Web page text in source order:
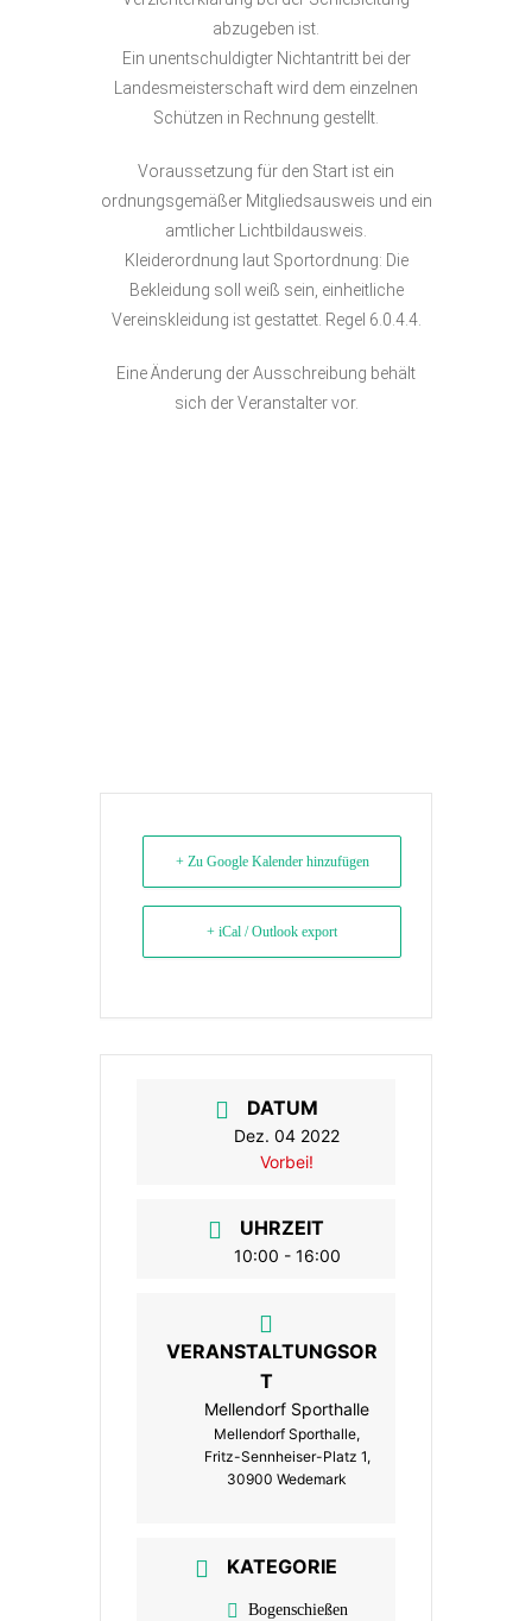
abzugeben ist.
Ein unentschuldigter Nichtantritt bei der
Landesmeisterschaft wird dem einzelnen
Schützen in Rechnung gestellt.
Voraussetzung für den Start ist ein
ordnungsgemäßer Mitgliedsausweis und ein
amtlicher Lichtbildausweis.
Kleiderordnung laut Sportordnung: Die
Bekleidung soll weiß sein, einheitliche
Vereinskleidung ist gestattet. Regel 6.0.4.4.
Eine Änderung der Ausschreibung behält
sich der Veranstalter vor.
+ Zu Google Kalender hinzufügen
+ iCal / Outlook export
DATUM
Dez. 04 2022
Vorbei!
UHRZEIT
10:00 - 16:00
VERANSTALTUNGSOR
T
Mellendorf Sporthalle
Mellendorf Sporthalle,
Fritz-Sennheiser-Platz 1,
30900 Wedemark
KATEGORIE
Bogenschießen